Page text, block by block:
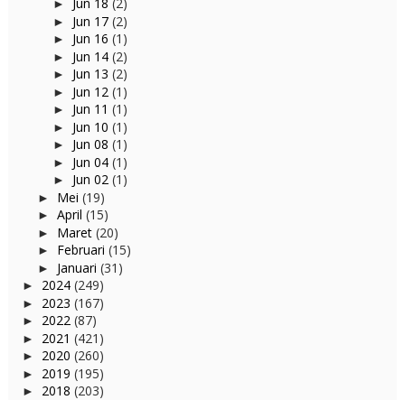
►
► Jun 17 (2)
► Jun 16 (1)
► Jun 14 (2)
► Jun 13 (2)
► Jun 12 (1)
► Jun 11 (1)
► Jun 10 (1)
► Jun 08 (1)
► Jun 04 (1)
► Jun 02 (1)
► Mei (19)
► April (15)
► Maret (20)
► Februari (15)
► Januari (31)
► 2024 (249)
► 2023 (167)
► 2022 (87)
► 2021 (421)
► 2020 (260)
► 2019 (195)
► 2018 (203)